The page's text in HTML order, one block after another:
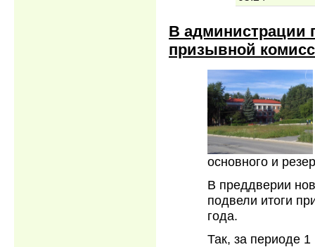
В администрации
призывной
основного и
В преддверии
подвели итоги
года.
Так, за периоде